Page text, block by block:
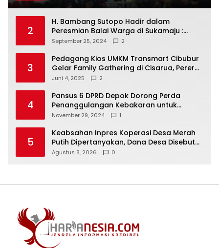
Putuskan RAKERCABSUS
2
H. Bambang Sutopo Hadir dalam
Peresmian Balai Warga di Sukamaju :
Wadah Baru untuk Kolaborasi dan
September 25, 2024 2
3
Pedagang Kios UMKM Transmart Cibubur
Gelar Family Gathering di Cisarua, Pererat
Silaturahmi dan Kekompakan
Juni 4, 2025 2
4
Pansus 6 DPRD Depok Dorong Perda
Penanggulangan Kebakaran untuk
Keselamatan Warga
November 29, 2024 1
5
Keabsahan Inpres Koperasi Desa Merah
Putih Dipertanyakan, Dana Desa Disebut
Berisiko “Digadaikan”
Agustus 8, 2026 0